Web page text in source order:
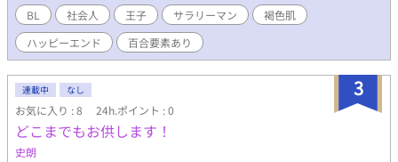
クションです。登場する人物・団体・名称等は架空であり、実在
のものとは関係ありません。※
BL 社会人 王子 サラリーマン
褐色肌
ハッピーエンド
百合要素あり
3
連載中 なし
お気に入り : 8 24h.ポイント : 0
どこまでもお供します！
史朗